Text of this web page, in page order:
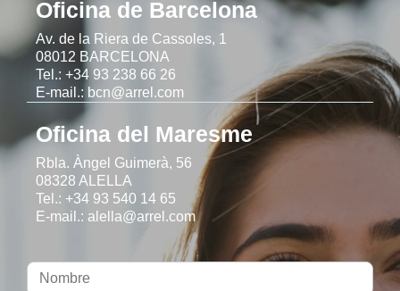
Oficina de Barcelona
Av. de la Riera de Cassoles, 1
08012 BARCELONA
Tel.: +34 93 238 66 26
E-mail.: bcn@arrel.com
Oficina del Maresme
Rbla. Àngel Guimerà, 56
08328 ALELLA
Tel.: +34 93 540 14 65
E-mail.: alella@arrel.com